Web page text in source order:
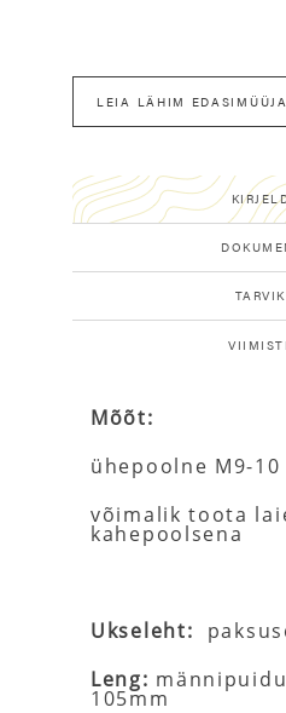
LEIA LÄHIM EDASIMÜÜJA
Mõõt:
ühepoolne M9-10
võimalik toota
kahepoolsena
Ukseleht:
Leng:
105mm